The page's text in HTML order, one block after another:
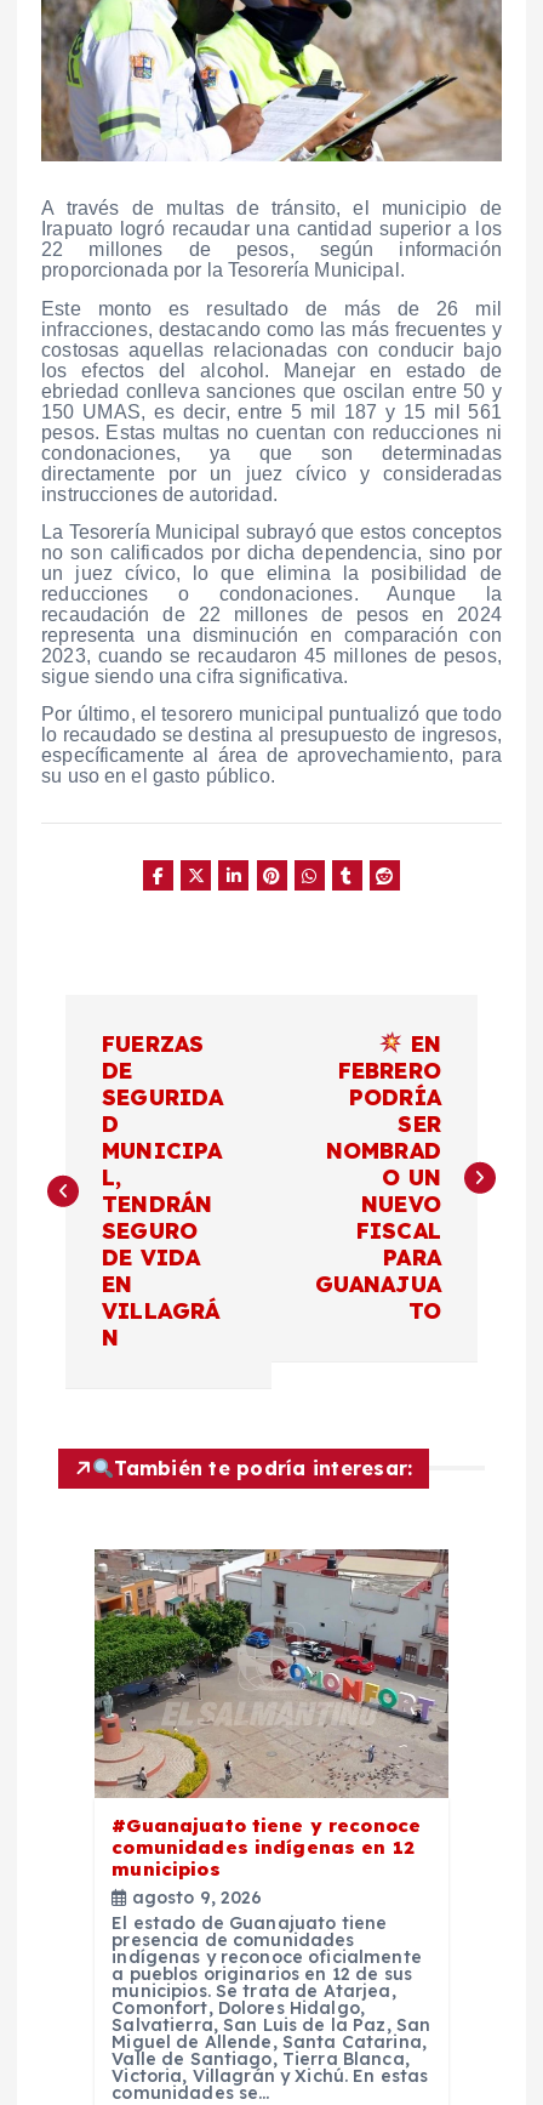
A través de multas de tránsito, el municipio de
Irapuato logró recaudar una cantidad superior a los
22 millones de pesos, según información
proporcionada por la Tesorería Municipal.
Este monto es resultado de más de 26 mil
infracciones, destacando como las más frecuentes y
costosas aquellas relacionadas con conducir bajo
los efectos del alcohol. Manejar en estado de
ebriedad conlleva sanciones que oscilan entre 50 y
150 UMAS, es decir, entre 5 mil 187 y 15 mil 561
pesos. Estas multas no cuentan con reducciones ni
condonaciones, ya que son determinadas
directamente por un juez cívico y consideradas
instrucciones de autoridad.
La Tesorería Municipal subrayó que estos conceptos
no son calificados por dicha dependencia, sino por
un juez cívico, lo que elimina la posibilidad de
reducciones o condonaciones. Aunque la
recaudación de 22 millones de pesos en 2024
representa una disminución en comparación con
2023, cuando se recaudaron 45 millones de pesos,
sigue siendo una cifra significativa.
Por último, el tesorero municipal puntualizó que todo
lo recaudado se destina al presupuesto de ingresos,
específicamente al área de aprovechamiento, para
su uso en el gasto público.
e
ó
FUERZAS
DE
SEGURIDA
D
MUNICIPA
L,
TENDRÁN
SEGURO
DE VIDA
EN
VILLAGRÁ
N
EN
FEBRERO
PODRÍA
SER
NOMBRAD
O UN
NUEVO
FISCAL
PARA
GUANAJUA
TO
También te podría interesar:
#Guanajuato tiene y reconoce
comunidades indígenas en 12
municipios
agosto 9, 2026
El estado de Guanajuato tiene
presencia de comunidades
indígenas y reconoce oficialmente
a pueblos originarios en 12 de sus
municipios. Se trata de Atarjea,
Comonfort, Dolores Hidalgo,
Salvatierra, San Luis de la Paz, San
Miguel de Allende, Santa Catarina,
Valle de Santiago, Tierra Blanca,
Victoria, Villagrán y Xichú. En estas
comunidades se…